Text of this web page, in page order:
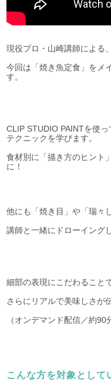
現役プロ・山崎講師による
今回は「焼き魚定食」をメ
す。
CLIP STUDIO PAINTを使
テクニックを学びます。
食材別に「描き方のヒント
に！
他にも「焼き目」や「瑞々
講師と一緒にドローイング
細部の表現にこだわることで
さらにリアルで美味しさが
（オンデマンド配信／約90
こんな方を対象として